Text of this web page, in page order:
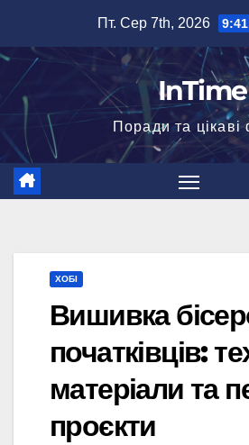
вмісту
Пт. Сер 7th, 2026
InTime
Поради та цікаві
ХОБІ
Вишивка
початківців:
матеріали та
проєкти